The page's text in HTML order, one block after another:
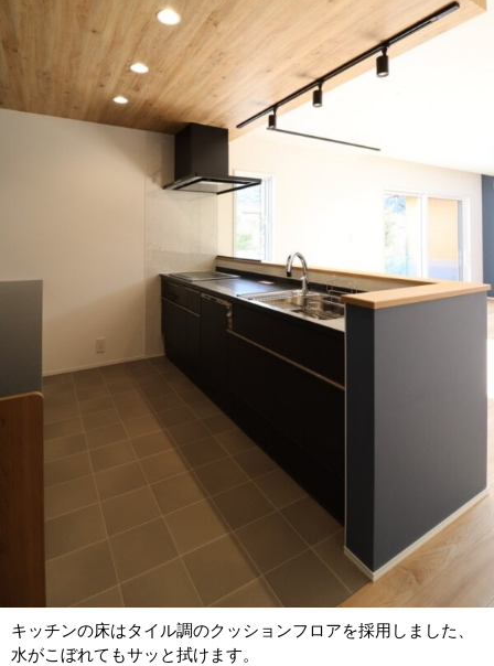
キッチンの床はタイル調のクッションフロアを採用しました、
水がこぼれてもサッと拭けます。